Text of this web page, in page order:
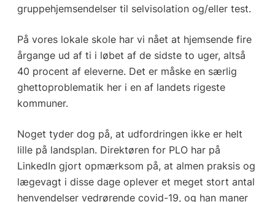
gruppehjemsendelser til selvisolation og/eller test.
På vores lokale skole har vi nået at hjemsende fire
årgange ud af ti i løbet af de sidste to uger, altså
40 procent af eleverne. Det er måske en særlig
ghettoproblematik her i en af landets rigeste
kommuner.
Noget tyder dog på, at udfordringen ikke er helt
lille på landsplan. Direktøren for PLO har på
LinkedIn gjort opmærksom på, at almen praksis og
lægevagt i disse dage oplever et meget stort antal
henvendelser vedrørende covid-19, og han maner